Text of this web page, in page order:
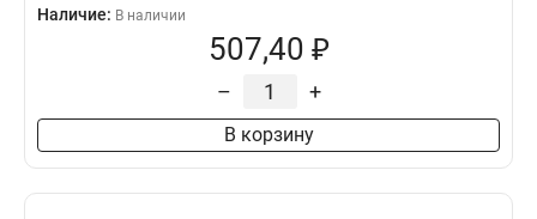
Наличие: В наличии
507,40 ₽
– +
В корзину